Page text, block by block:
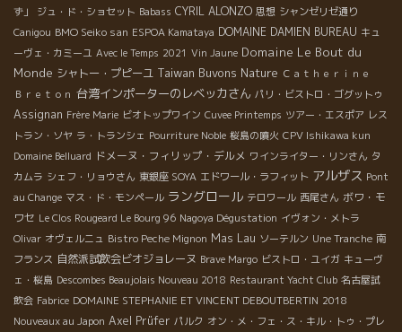
ず」
ジュ・ド・ショセット Babass CYRIL ALONZO 思想 シャンゼリゼ通り
Canigou BMO Seiko san ESPOA Kamataya DOMAINE DAMIEN BUREAU キュ
ーヴェ・カミーユ Avec le Temps 2021 Vin Jaune Domaine Le Bout du
Monde シャトー・プピーユ Taiwan Buvons Nature Ｃａｔｈｅｒｉｎｅ
Ｂｒｅｔｏｎ 台湾インポーターのレベッカさん パリ・ビストロ・ゴグットゥ
Assignan Frère Marie ビオトップワイン Cuvee Printemps ツアー・エスポア レス
トラン・ソヤ ラ・トランシェ Pourriture Noble 桜島の噴火 CPV Ishikawa kun
Domaine Belluard ドメーヌ・フィリップ・デルメ ワインライター・リンさん タ
カムラ シェフ・リョウさん 東銀座 SOYA エドワール・ラフィット アルザス Pont
au Change マス・ド・モンペール ラングロール テロワール 西尾さん ボワ・モ
ワセ Le Clos Rougeard Le Bourg 96 Nagoya Dégustation イヴォン・メトラ
Olivar オヴェルニュ Bistro Peche Mignon Mas Lau ソーテルン Une Tranche 南
フランス 自然派試飲会ビオジョレーヌ Brave Margo ビストロ・ユイガ キューヴ
ェ・桜島 Descombes Beaujolais Nouveau 2018 Restaurant Yacht Club 名古屋試
飲会 Fabrice DOMAINE STEPHANIE ET VINCENT DEBOUTBERTIN 2018
Nouveaux au Japon Axel Prüfer パルク オン・メ・フェ・ス・キル・トゥ・プレ